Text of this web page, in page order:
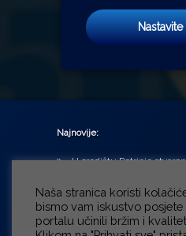
Najnovije:
U središtu Petrinje
Hegedušić: Kultura
Od petka do nedjelje
u Zagrebu otvara vrata
zaklon od toplinskog vala
Naša stranica koristi
bismo vam iskustvo posjete
portalu učinili bržim i